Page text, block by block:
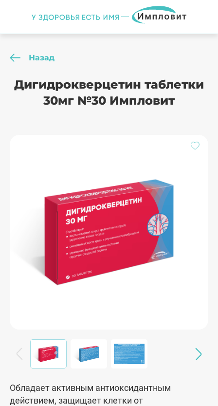
Назад
Дигидрокверцетин таблетки
30мг №30 Импловит
Обладает активным антиоксидантным
действием, защищает клетки от